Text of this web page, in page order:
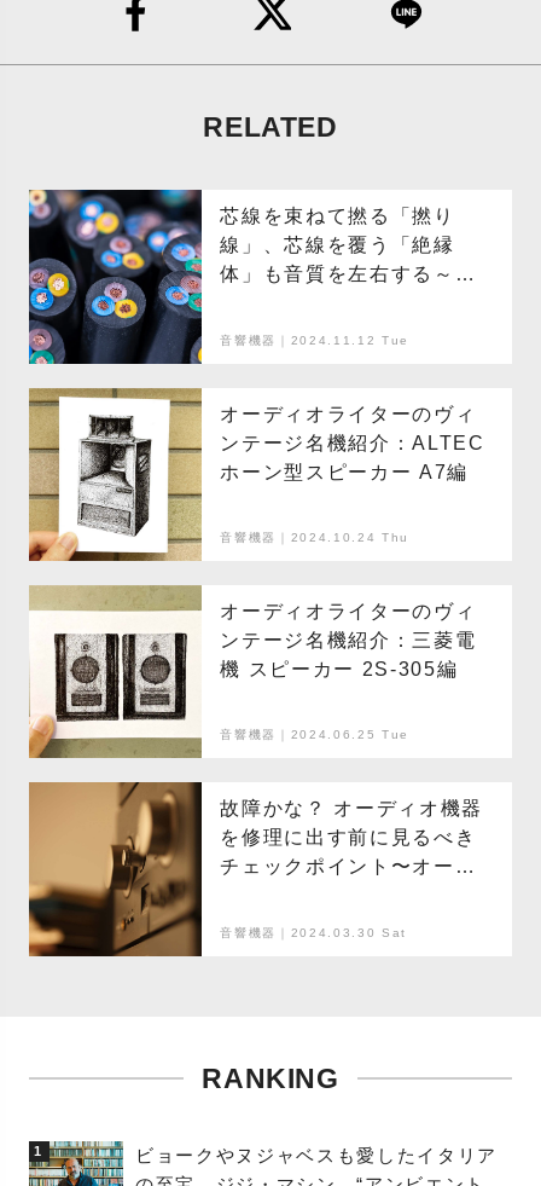
RELATED
芯線を束ねて撚る「撚り
線」、芯線を覆う「絶縁
体」も音質を左右する～
ケーブルの世界～
音響機器｜2024.11.12 Tue
オーディオライターのヴィ
ンテージ名機紹介：ALTEC
ホーン型スピーカー A7編
音響機器｜2024.10.24 Thu
オーディオライターのヴィ
ンテージ名機紹介：三菱電
機 スピーカー 2S-305編
音響機器｜2024.06.25 Tue
故障かな？ オーディオ機器
を修理に出す前に見るべき
チェックポイント〜オー
講座〜
音響機器｜2024.03.30 Sat
RANKING
1
ビョークやヌジャベスも愛したイタリア